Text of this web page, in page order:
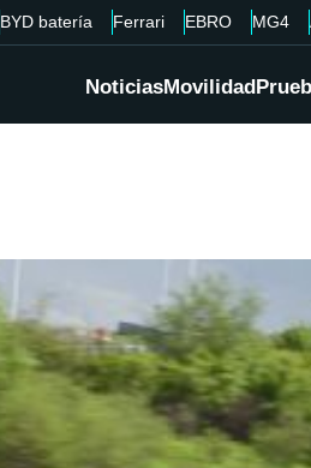
BYD batería Ferrari EBRO MG4
NoticiasMovilidad